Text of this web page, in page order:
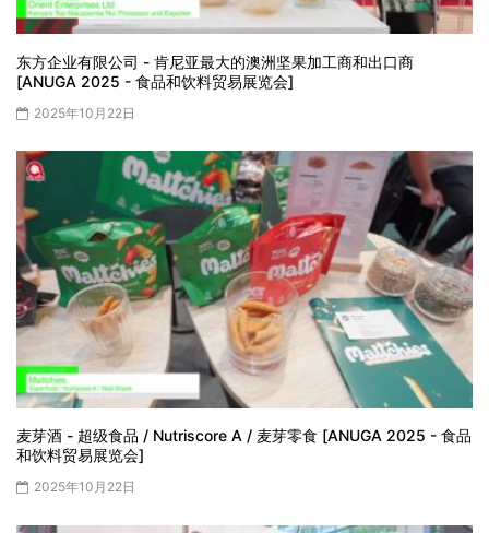
东方企业有限公司 - 肯尼亚最大的澳洲坚果加工商和出口商
[ANUGA 2025 - 食品和饮料贸易展览会]
2025年10月22日
麦芽酒 - 超级食品 / Nutriscore A / 麦芽零食 [ANUGA 2025 - 食品
和饮料贸易展览会]
2025年10月22日